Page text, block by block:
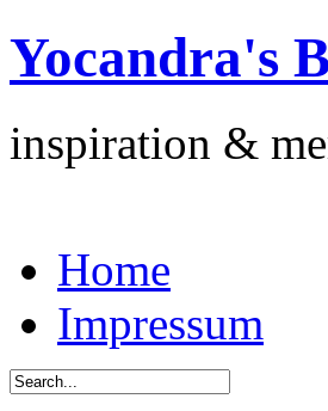
Yocandra's
inspiration &
Home
Impressum